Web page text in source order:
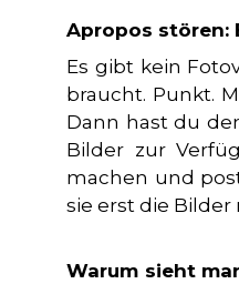
Apropos stören:
Es gibt kein
braucht. Punkt.
Dann hast du
Bilder zur
machen und
sie erst die Bilder
Warum sieht